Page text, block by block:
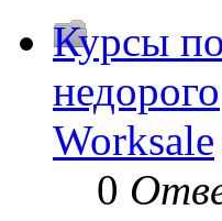
Курсы
недорого
Worksale
0